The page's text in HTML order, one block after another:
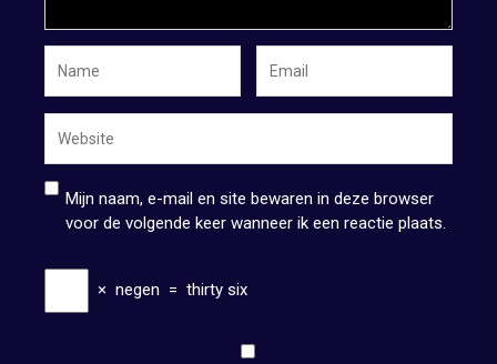
Mijn naam, e-mail en site bewaren in deze browser
voor de volgende keer wanneer ik een reactie plaats.
× negen = thirty six